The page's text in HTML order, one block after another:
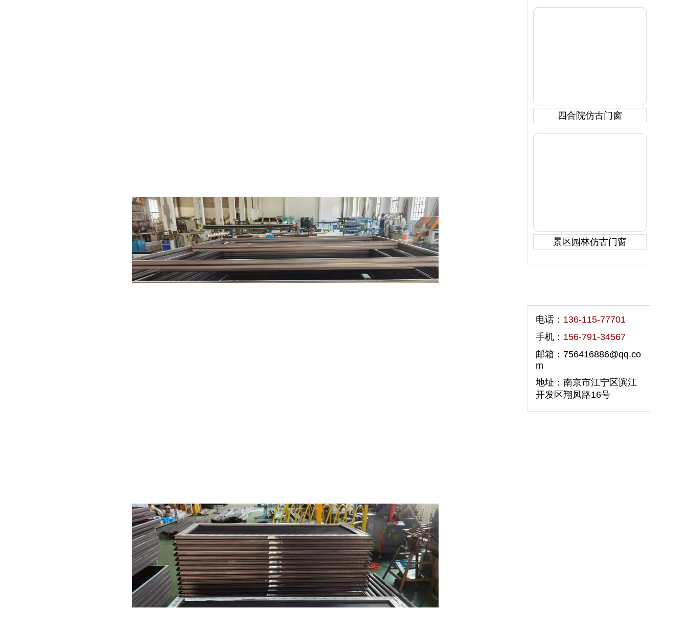
四合院仿古门窗
景区园林仿古门窗
电话： 136-115-77701
手机： 156-791-34567
邮箱：756416886@qq.co
m
地址：南京市江宁区滨江
开发区翔凤路16号